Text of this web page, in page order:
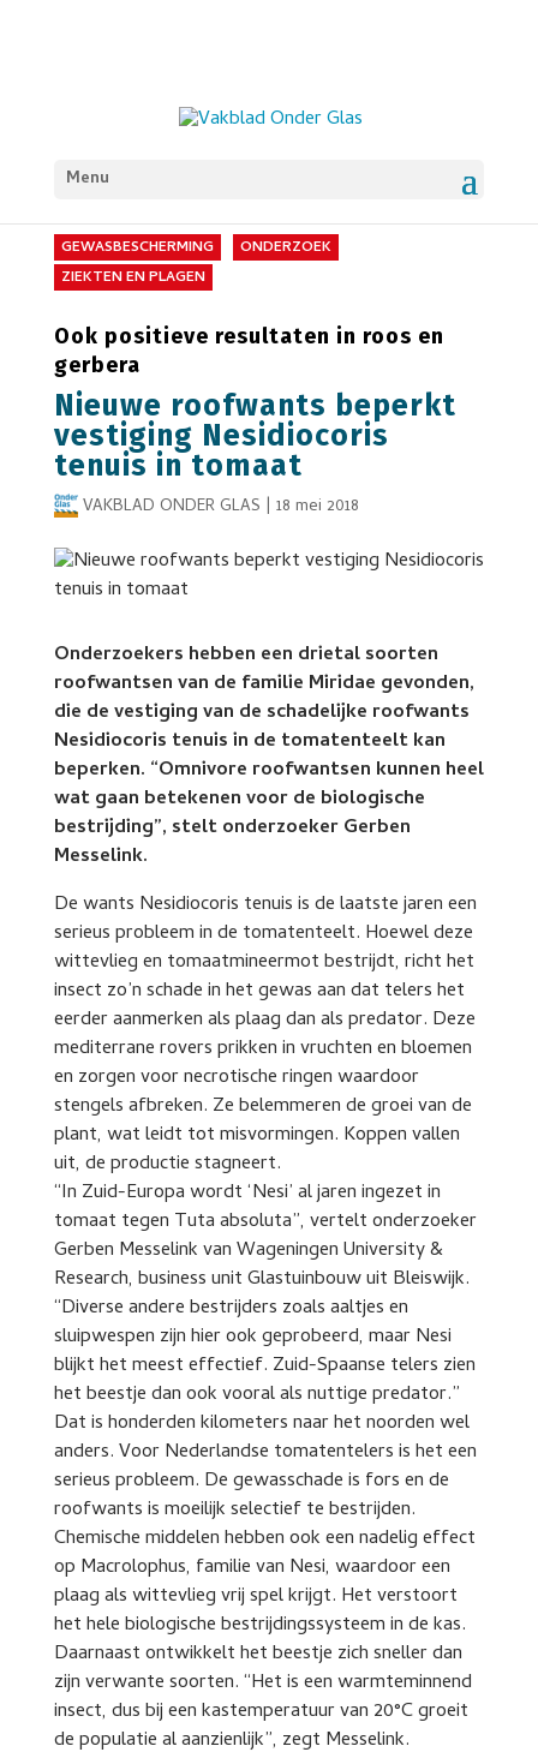
Menu
GEWASBESCHERMING
ONDERZOEK
ZIEKTEN EN PLAGEN
Ook positieve resultaten in roos en
gerbera
Nieuwe roofwants beperkt
vestiging Nesidiocoris
tenuis in tomaat
VAKBLAD ONDER GLAS | 18 mei 2018
Onderzoekers hebben een drietal soorten
roofwantsen van de familie Miridae gevonden,
die de vestiging van de schadelijke roofwants
Nesidiocoris tenuis in de tomatenteelt kan
beperken. “Omnivore roofwantsen kunnen heel
wat gaan betekenen voor de biologische
bestrijding”, stelt onderzoeker Gerben
Messelink.
De wants Nesidiocoris tenuis is de laatste jaren een
serieus probleem in de tomatenteelt. Hoewel deze
wittevlieg en tomaatmineermot bestrijdt, richt het
insect zo’n schade in het gewas aan dat telers het
eerder aanmerken als plaag dan als predator. Deze
mediterrane rovers prikken in vruchten en bloemen
en zorgen voor necrotische ringen waardoor
stengels afbreken. Ze belemmeren de groei van de
plant, wat leidt tot misvormingen. Koppen vallen
uit, de productie stagneert.
“In Zuid-Europa wordt ‘Nesi’ al jaren ingezet in
tomaat tegen Tuta absoluta”, vertelt onderzoeker
Gerben Messelink van Wageningen University &
Research, business unit Glastuinbouw uit Bleiswijk.
“Diverse andere bestrijders zoals aaltjes en
sluipwespen zijn hier ook geprobeerd, maar Nesi
blijkt het meest effectief. Zuid-Spaanse telers zien
het beestje dan ook vooral als nuttige predator.”
Dat is honderden kilometers naar het noorden wel
anders. Voor Nederlandse tomatentelers is het een
serieus probleem. De gewasschade is fors en de
roofwants is moeilijk selectief te bestrijden.
Chemische middelen hebben ook een nadelig effect
op Macrolophus, familie van Nesi, waardoor een
plaag als wittevlieg vrij spel krijgt. Het verstoort
het hele biologische bestrijdingssysteem in de kas.
Daarnaast ontwikkelt het beestje zich sneller dan
zijn verwante soorten. “Het is een warmteminnend
insect, dus bij een kastemperatuur van 20°C groeit
de populatie al aanzienlijk”, zegt Messelink.